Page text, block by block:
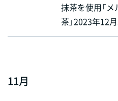
抹茶を使用「
茶」2023年12
11月